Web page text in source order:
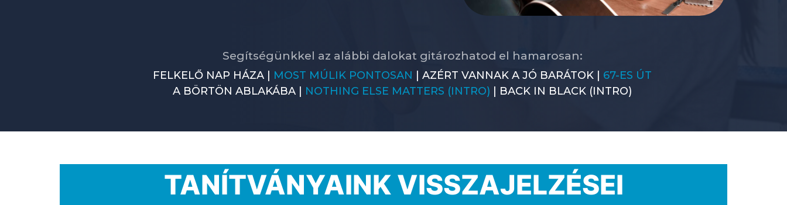
Segítségünkkel az alábbi dalokat gitározhatod el hamarosan:
FELKELŐ NAP HÁZA | MOST MÚLIK PONTOSAN | AZÉRT VANNAK A JÓ BARÁTOK | 67-ES ÚT
A BÖRTÖN ABLAKÁBA | NOTHING ELSE MATTERS (INTRO) | BACK IN BLACK (INTRO)
TANÍTVÁNYAINK VISSZAJELZÉSEI